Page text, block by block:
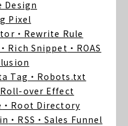
Design
Pixel
・Rewrite Rule
・Rich Snippet ・ROAS
Tag ・Robots.txt
Roll-over Effect
・Root Directory
・RSS ・Sales Funnel